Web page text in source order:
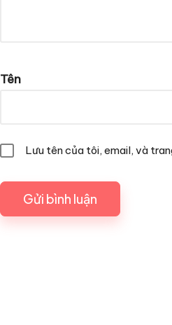
Tên
Lưu tên của tôi, email, và